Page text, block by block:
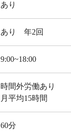
あり
あり 年2回
9:00~18:00
時間外労働あり
月平均15時間
60分